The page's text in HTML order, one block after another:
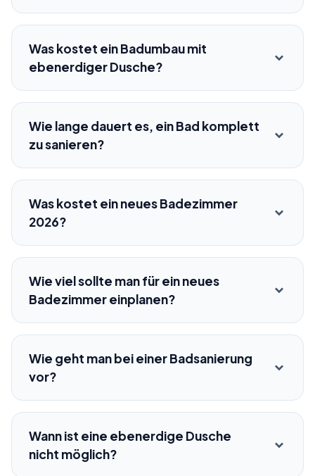
Was kostet ein Badumbau mit
ebenerdiger Dusche?
Wie lange dauert es, ein Bad komplett
zu sanieren?
Was kostet ein neues Badezimmer
2026?
Wie viel sollte man für ein neues
Badezimmer einplanen?
Wie geht man bei einer Badsanierung
vor?
Wann ist eine ebenerdige Dusche
nicht möglich?